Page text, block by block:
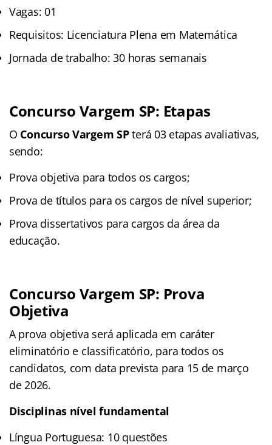
Vagas: 01
Requisitos: Licenciatura Plena em Matemática
Jornada de trabalho: 30 horas semanais
Concurso Vargem SP: Etapas
O Concurso Vargem SPterá 03 etapas avaliativas,
sendo:
Prova objetiva para todos os cargos;
Prova de títulos para os cargos de nível superior;
Prova dissertativos para cargos da área da
educação.
Concurso Vargem SP: Prova
Objetiva
A prova objetiva será aplicada em caráter
eliminatório e classificatório, para todos os
candidatos, com data prevista para 15 de março
de 2026.
Disciplinas nível fundamental
Língua Portuguesa: 10 questões